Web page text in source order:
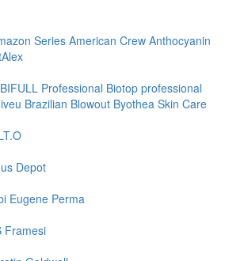
Series American Crew Anthocyanin
BIFULL Professional Biotop professional
Brazilian Blowout Byothea Skin Care
Depot
Eugene Perma
Framesi